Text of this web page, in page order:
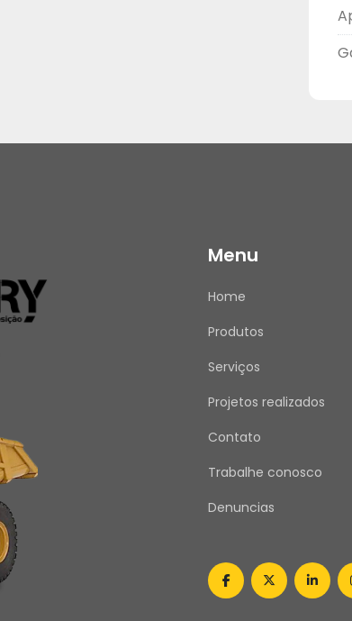
Menu
Home
Produtos
Serviços
Projetos realizados
Contato
Trabalhe conosco
Denuncias
facebooktwitter